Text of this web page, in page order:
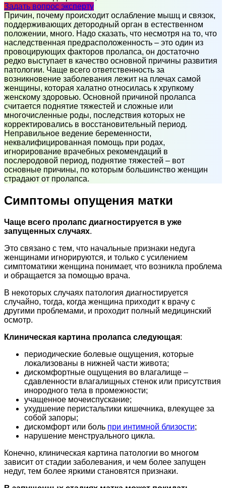
Задать вопрос эксперту
Причин, почему происходит ослабление мышц и связок,
поддерживающих детородный орган в естественном
положении, много. Надо сказать, что несмотря на то, что
наследственная предрасположенность – это один из
провоцирующих факторов пролапса, он достаточно
редко выступает в качество основной причины развития
патологии. Чаще всего ответственность за
возникновение заболевания лежит на плечах самой
женщины, которая халатно относилась к хрупкому
женскому здоровью. Основной причиной пролапса
считается поднятие тяжестей и сложные или
многочисленные роды, последствия которых не
корректировались в восстановительный период.
Неправильное ведение беременности,
неквалифицированная помощь при родах,
игнорирование врачебных рекомендаций в
послеродовой период, поднятие тяжестей – вот
основные причины, по которым большинство женщин
страдают от пролапса.
Симптомы опущения матки
Чаще всего пролапс диагностируется в уже
запущенных случаях.
Это связано с тем, что начальные признаки недуга
женщинами игнорируются, и только с усилением
симптоматики женщина понимает, что возникла проблема
и обращается за помощью врача.
В некоторых случаях патология диагностируется
случайно, тогда, когда женщина приходит к врачу с
другими проблемами, и проходит полный медицинский
осмотр.
Клиническая картина пролапса следующая:
периодические болевые ощущения, которые
локализованы в нижней части живота;
дискомфортные ощущения во влагалище –
сдавленности влагалищных стенок или присутствия
инородного тела в промежности;
учащенное мочеиспускание;
ухудшение перистальтики кишечника, влекущее за
собой запоры;
дискомфорт или боль при интимной близости;
нарушение менструального цикла.
Конечно, клиническая картина патологии во многом
зависит от стадии заболевания, и чем более запущен
недуг, тем более яркими становятся признаки.